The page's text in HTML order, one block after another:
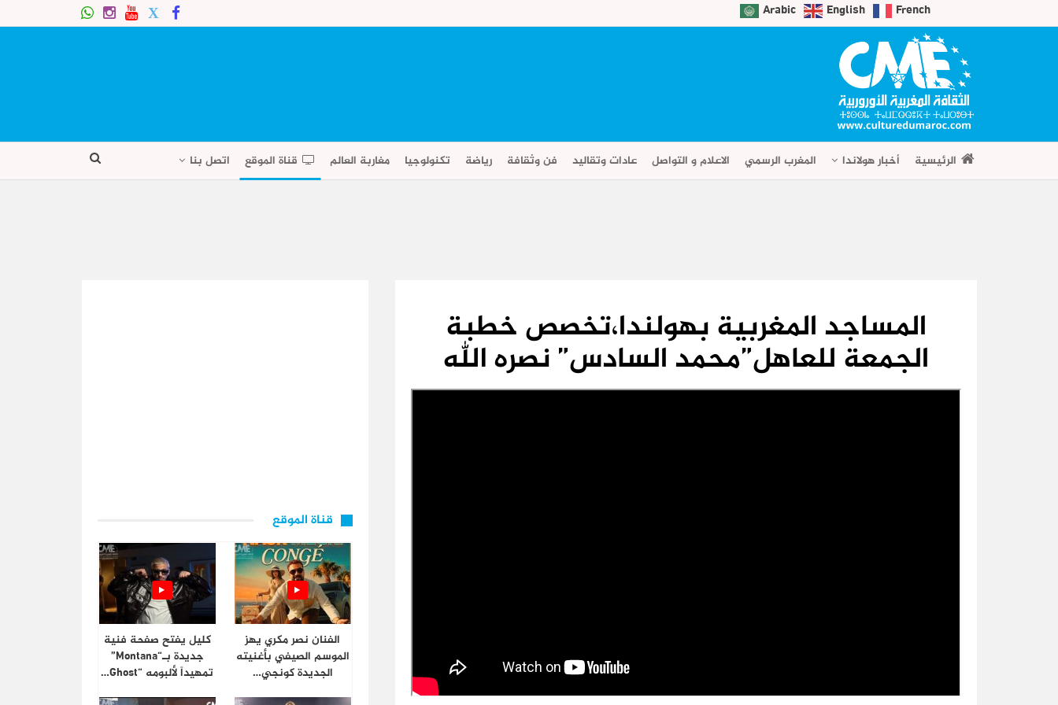
Arabic English French
الرئيسية أخبار هولاندا المغرب الرسمي الاعلام و التواصل عادات وتقاليد فن وثقافة رياضة تكنولوجيا مغاربة العالم قناة الموقع اتصل بنا
المساجد المغربية بهولندا،تخصص خطبة
الجمعة للعاهل”محمد السادس” نصره الله
قناة الموقع
الفنان نصر مكري يهز
الموسم الصيفي بأغنيته
الجديدة كونجي…
كليل يفتح صفحة فنية
جديدة بـ“Montana”
تمهيداً لألبومه “Ghost…